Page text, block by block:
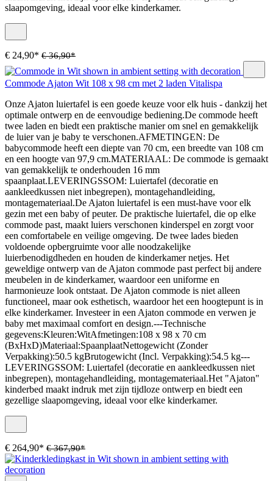
slaapomgeving, ideaal voor elke kinderkamer.
€ 24,90* € 36,90*
Commode Ajaton Wit 108 x 98 cm met 2 laden Vitalispa
Onze Ajaton luiertafel is een goede keuze voor elk huis - dankzij het
optimale ontwerp en de eenvoudige bediening.De commode heeft
twee laden en biedt een praktische manier om snel en gemakkelijk
de luier van je baby te verschonen.AFMETINGEN: De
babycommode heeft een diepte van 70 cm, een breedte van 108 cm
en een hoogte van 97,9 cm.MATERIAAL: De commode is gemaakt
van gemakkelijk te onderhouden 16 mm
spaanplaat.LEVERINGSSOM: Luiertafel (decoratie en
aankleedkussen niet inbegrepen), montagehandleiding,
montagemateriaal.De Ajaton luiertafel is een must-have voor elk
gezin met een baby of peuter. De praktische luiertafel, die op elke
commode past, maakt luiers verschonen kinderspel en zorgt voor
een comfortabele en veilige omgeving. De twee lades bieden
voldoende opbergruimte voor alle noodzakelijke
luierbenodigdheden en houden de kinderkamer netjes. Het
geweldige ontwerp van de Ajaton commode past perfect bij andere
meubelen in de kinderkamer, waardoor een uniforme en
harmonieuze look ontstaat. De Ajaton commode is niet alleen
functioneel, maar ook esthetisch, waardoor het een hoogtepunt is in
elke kinderkamer. Investeer in een Ajaton commode en verwen je
baby met maximaal comfort en design.---Technische
gegevens:Kleuren:WitAfmetingen:108 x 98 x 70 cm
(BxHxD)Materiaal:SpaanplaatNettogewicht (Zonder
Verpakking):50.5 kgBrutogewicht (Incl. Verpakking):54.5 kg---
LEVERINGSSOM: Luiertafel (decoratie en aankleedkussen niet
inbegrepen), montagehandleiding, montagemateriaal.Het "Ajaton"
kinderbed maakt indruk met zijn tijdloze ontwerp en biedt een
gezellige slaapomgeving, ideaal voor elke kinderkamer.
€ 264,90* € 367,90*